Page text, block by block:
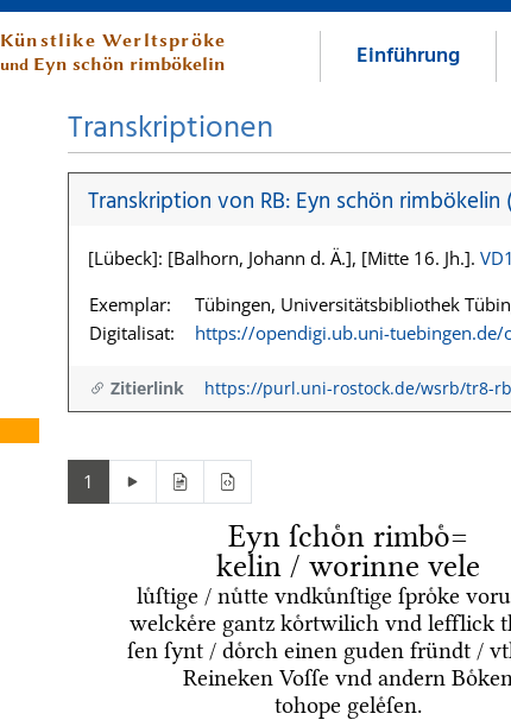
Künstlike Werltspröke
und Eyn schön rimbökelin Einführung
Transkriptionen
Transkription von RB: Eyn schön rimbökelin
[Lübeck]: [Balhorn, Johann d. Ä.], [Mitte 16. Jh.].
Exemplar:
Tübingen, Universitätsbibliothek
Digitalisat:
https://opendigi.ub.uni-tuebingen.de/
Zitierlink https://purl.uni-rostock.de/wsrb/tr8-
1
Eyn ſchoͤn rimboͤ=
kelin / worinne vele
luͤſtige / nuͤtte vndkuͤnſtige ſproͤke
welckeͤre gantz koͤrtwilich vnd lefflick
ſen ſynt / doͤrch einen guden fründt /
Reineken Voſſe vnd andern
tohope geleͤſen.